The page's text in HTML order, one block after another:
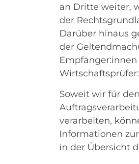
an Dritte weiter,
der
Darüber hinaus
der
Soweit wir für
verarbeiten,
Informationen
in der Übersicht